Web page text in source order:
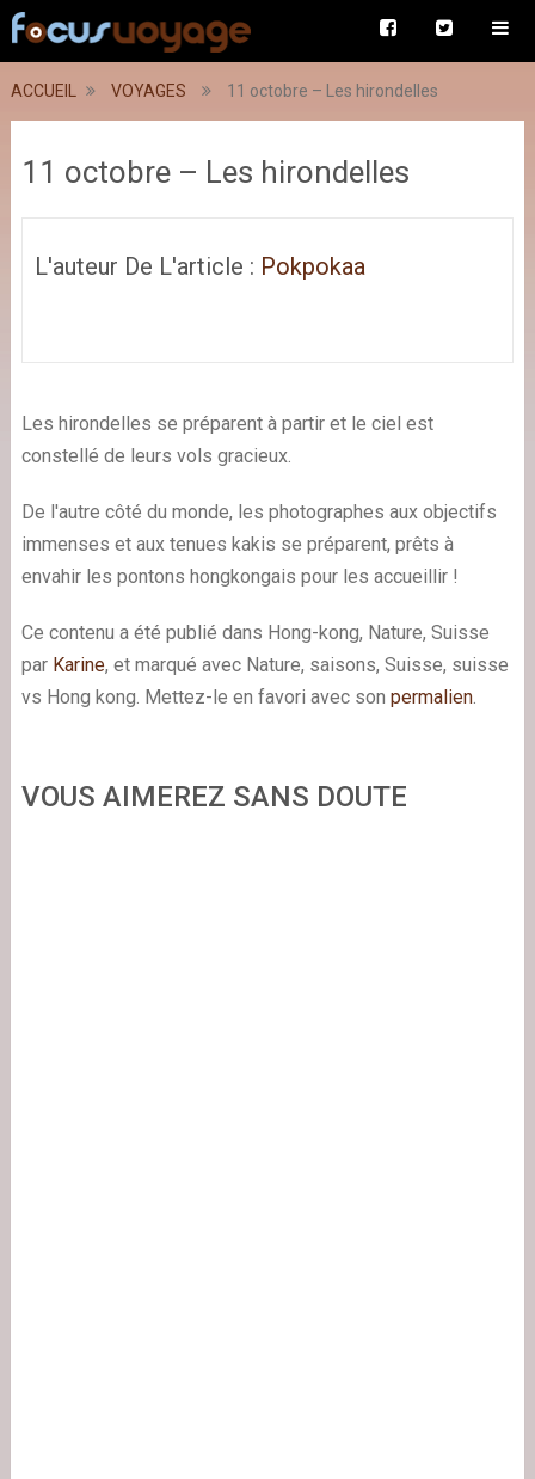
ACCUEIL VOYAGES 11 octobre – Les hirondelles
11 octobre – Les hirondelles
L'auteur De L'article : Pokpokaa
Les hirondelles se préparent à partir et le ciel est
constellé de leurs vols gracieux.
De l'autre côté du monde, les photographes aux objectifs
immenses et aux tenues kakis se préparent, prêts à
envahir les pontons hongkongais pour les accueillir !
Ce contenu a été publié dans Hong-kong, Nature, Suisse
par Karine, et marqué avec Nature, saisons, Suisse, suisse
vs Hong kong. Mettez-le en favori avec son permalien.
VOUS AIMEREZ SANS DOUTE